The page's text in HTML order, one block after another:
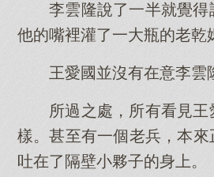
李雲隆說了一半就覺
他的嘴裡灌了一大瓶的老乾
王愛國並沒有在意李雲
所過之處，所有看見
樣。甚至有一個老兵，本
吐在了隔壁小夥子的身上。